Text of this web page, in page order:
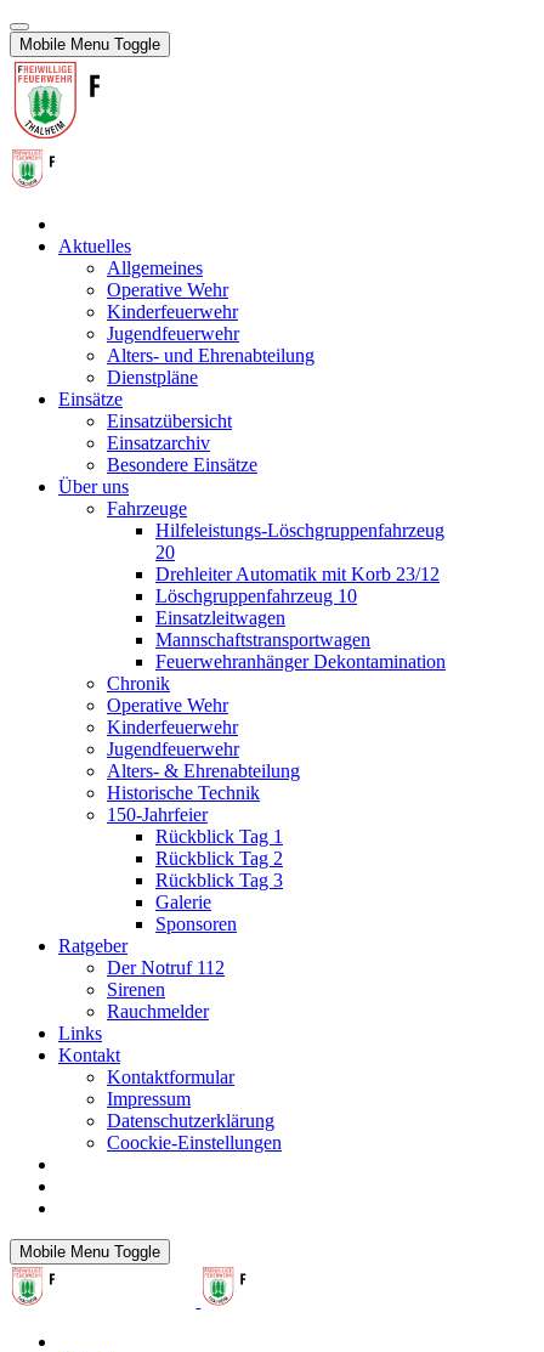
Mobile Menu Toggle
Aktuelles
Allgemeines
Operative Wehr
Kinderfeuerwehr
Jugendfeuerwehr
Alters- und Ehrenabteilung
Dienstpläne
Einsätze
Einsatzübersicht
Einsatzarchiv
Besondere Einsätze
Über uns
Fahrzeuge
Hilfeleistungs-Löschgruppenfahrzeug
20
Drehleiter Automatik mit Korb 23/12
Löschgruppenfahrzeug 10
Einsatzleitwagen
Mannschaftstransportwagen
Feuerwehranhänger Dekontamination
Chronik
Operative Wehr
Kinderfeuerwehr
Jugendfeuerwehr
Alters- & Ehrenabteilung
Historische Technik
150-Jahrfeier
Rückblick Tag 1
Rückblick Tag 2
Rückblick Tag 3
Galerie
Sponsoren
Ratgeber
Der Notruf 112
Sirenen
Rauchmelder
Links
Kontakt
Kontaktformular
Impressum
Datenschutzerklärung
Coockie-Einstellungen
Mobile Menu Toggle